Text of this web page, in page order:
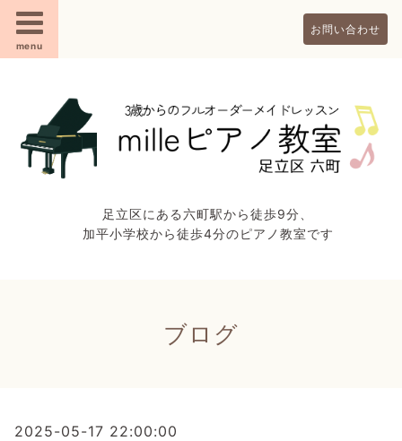
menu
お問い合わせ
足立区にある六町駅から徒歩9分、
加平小学校から徒歩4分のピアノ教室です
ブログ
2025-05-17 22:00:00